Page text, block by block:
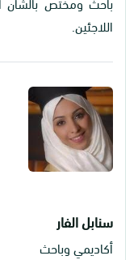
اللاجئين.
سنابل الفار
أكاديمي وباحث